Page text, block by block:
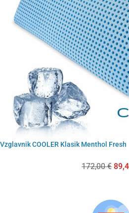
Vzglavnik COOLER Klasik Menthol Fresh
172,00€